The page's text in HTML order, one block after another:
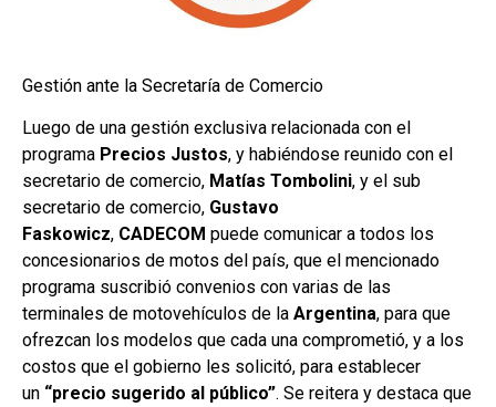
Gestión ante la Secretaría de Comercio
Luego de una gestión exclusiva relacionada con el
programa Precios Justos, y habiéndose reunido con el
secretario de comercio, Matías Tombolini, y el sub
secretario de comercio, Gustavo
Faskowicz, CADECOM puede comunicar a todos los
concesionarios de motos del país, que el mencionado
programa suscribió convenios con varias de las
terminales de motovehículos de la Argentina, para que
ofrezcan los modelos que cada una comprometió, y a los
costos que el gobierno les solicitó, para establecer
un “precio sugerido al público”. Se reitera y destaca que